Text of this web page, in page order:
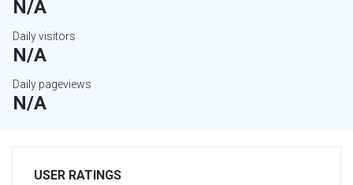
N/A
Daily visitors
N/A
Daily pageviews
N/A
USER RATINGS